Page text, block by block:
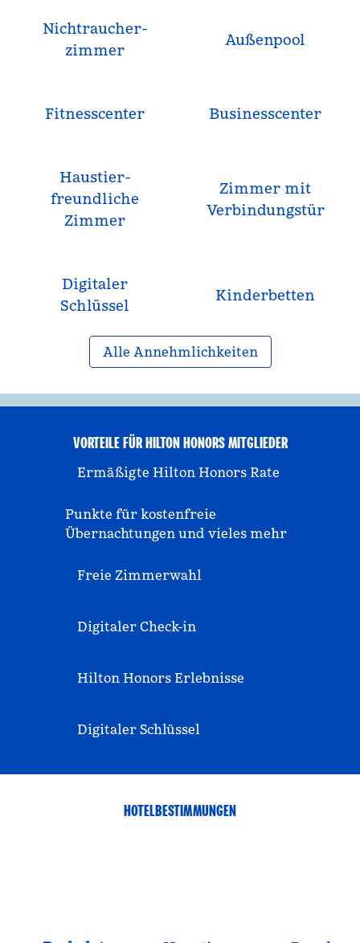
Nichtraucher­
zimmer
Außenpool
Fitnesscenter Business­center
Haustier­
freundliche
Zimmer
Zimmer mit
Verbindungstür
Digitaler
Schlüssel
Kinderbetten
Alle Annehmlichkeiten
VORTEILE FÜR HILTON HONORS MITGLIEDER
Ermäßigte Hilton Honors Rate
Punkte für kostenfreie
Übernachtungen und vieles mehr
Freie Zimmerwahl
Digitaler Check-in
Hilton Honors Erlebnisse
Digitaler Schlüssel
HOTELBESTIMMUNGEN